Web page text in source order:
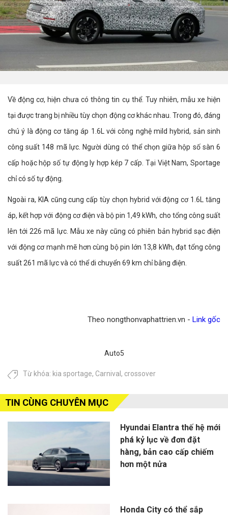
Về động cơ, hiện chưa có thông tin cụ thể. Tuy nhiên, mẫu xe hiện
tại được trang bị nhiều tùy chọn động cơ khác nhau. Trong đó, đáng
chú ý là động cơ tăng áp 1.6L với công nghệ mild hybrid, sản sinh
công suất 148 mã lực. Người dùng có thể chọn giữa hộp số sàn 6
cấp hoặc hộp số tự động ly hợp kép 7 cấp. Tại Việt Nam, Sportage
chỉ có số tự động.
Ngoài ra, KIA cũng cung cấp tùy chọn hybrid với động cơ 1.6L tăng
áp, kết hợp với động cơ điện và bộ pin 1,49 kWh, cho tổng công suất
lên tới 226 mã lực. Mẫu xe này cũng có phiên bản hybrid sạc điện
với động cơ mạnh mẽ hơn cùng bộ pin lớn 13,8 kWh, đạt tổng công
suất 261 mã lực và có thể di chuyển 69 km chỉ bằng điện.
Theo nongthonvaphattrien.vn - Link gốc
Auto5
Từ khóa: kia sportage, Carnival , crossover
TIN CÙNG CHUYÊN MỤC
Hyundai Elantra thế hệ mới
phá kỷ lục về đơn đặt
hàng, bản cao cấp chiếm
hơn một nửa
Honda City có thể sắp